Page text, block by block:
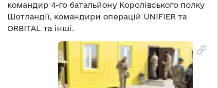
командир 4-го батальйону Королівського полку
Шотландії, командири операцій UNIFIER та
ORBITAL та інші.